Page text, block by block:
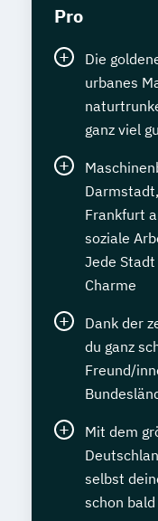
Pro
Die
urbanes
ganz viel
Frankfurt
soziale
Jede
Charme
Dank der
du ganz
Freund/
Mit dem
selbst
schon